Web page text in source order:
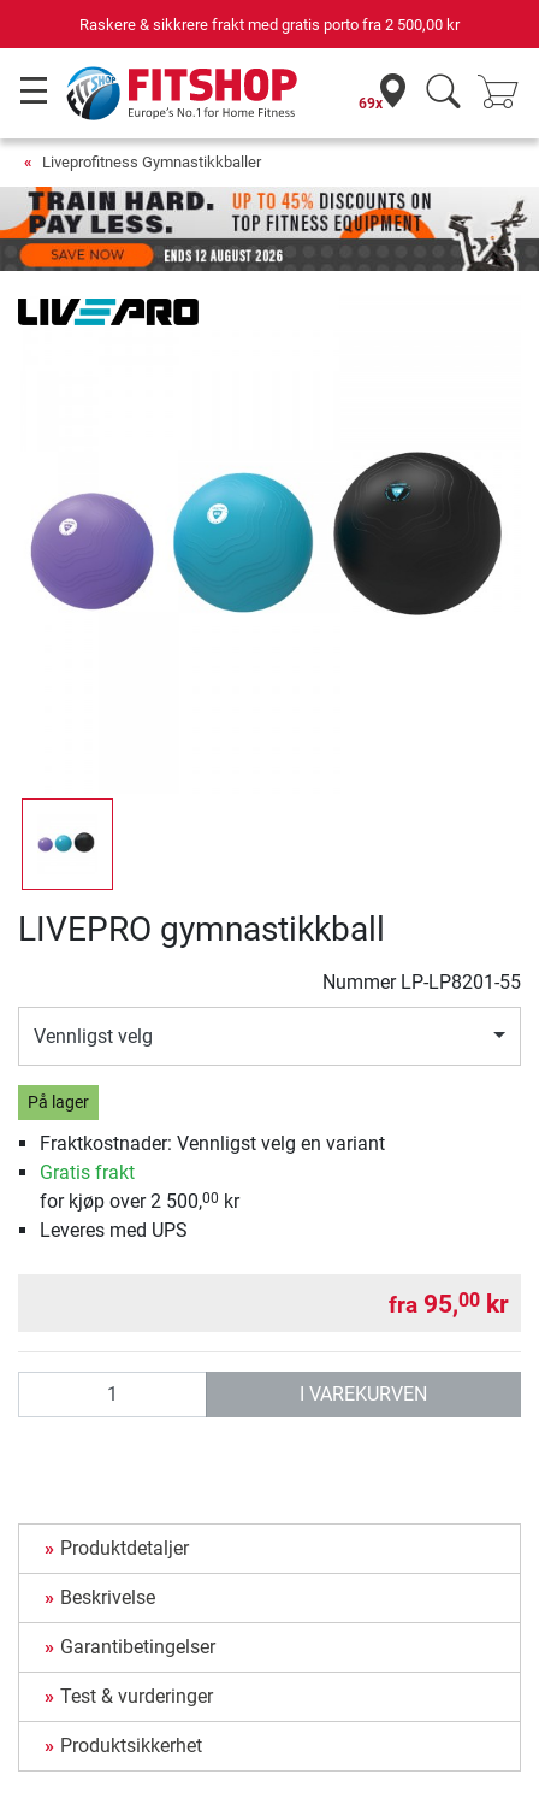
Raskere & sikkrere frakt med gratis porto fra 2 500,00 kr
69x
Liveprofitness Gymnastikkballer
LIVEPRO gymnastikkball
Nummer LP-LP8201-55
Vennligst velg
På lager
Fraktkostnader: Vennligst velg en variant
Gratis frakt
for kjøp over 2 500,00 kr
Leveres med UPS
fra 95,00 kr
I VAREKURVEN
Produktdetaljer
Beskrivelse
Garantibetingelser
Test & vurderinger
Produktsikkerhet